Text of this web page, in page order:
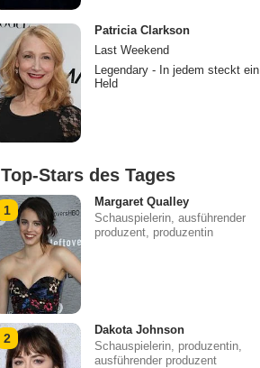
Patricia Clarkson
Last Weekend
Legendary - In jedem steckt ein
Held
Top-Stars des Tages
1
Margaret Qualley
Schauspielerin, ausführender
produzent, produzentin
2
Dakota Johnson
Schauspielerin, produzentin,
ausführender produzent